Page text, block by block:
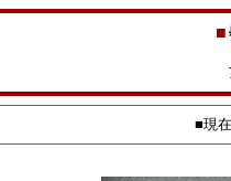
■
■現